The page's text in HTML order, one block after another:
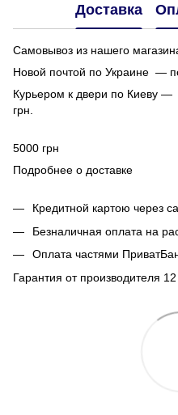
Доставка
Самовывоз из нашего
Новой почтой по Украине —
Курьером к двери по Киеву —
грн.
100 грн при
5000 грн
Подробнее о доставке
Кредитной картою через
Безналичная оплата на
Оплата частями
Гарантия от производителя